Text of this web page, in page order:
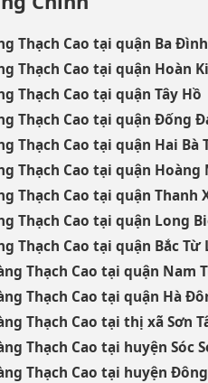
Thạch Cao tại quận Ba Đình
Thạch Cao tại quận Hoàn
Thạch Cao tại quận Tây Hồ
Thạch Cao tại quận Đống
Thạch Cao tại quận Hai Bà
Thạch Cao tại quận Hoàng
Thạch Cao tại quận Thanh
Thạch Cao tại quận Long
Thạch Cao tại quận Bắc Từ
Thạch Cao tại quận Nam
Thạch Cao tại quận Hà
Thạch Cao tại thị xã Sơn
Thạch Cao tại huyện Sóc
Thạch Cao tại huyện